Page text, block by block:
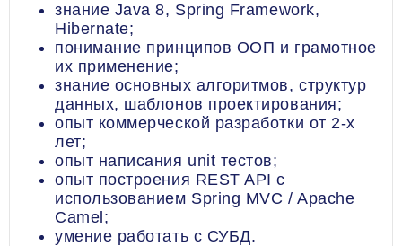
знание Java 8, Spring Framework,
Hibernate;
понимание принципов ООП и грамотное
их применение;
знание основных алгоритмов, структур
данных, шаблонов проектирования;
опыт коммерческой разработки от 2-х
лет;
опыт написания unit тестов;
опыт построения REST API с
использованием Spring MVC / Apache
Camel;
умение работать с СУБД.